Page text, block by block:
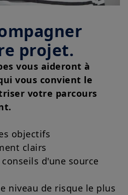
projet.
vous aideront à
vous convient le
votre parcours
objectifs
clairs
d'une source
niveau de risque le plus